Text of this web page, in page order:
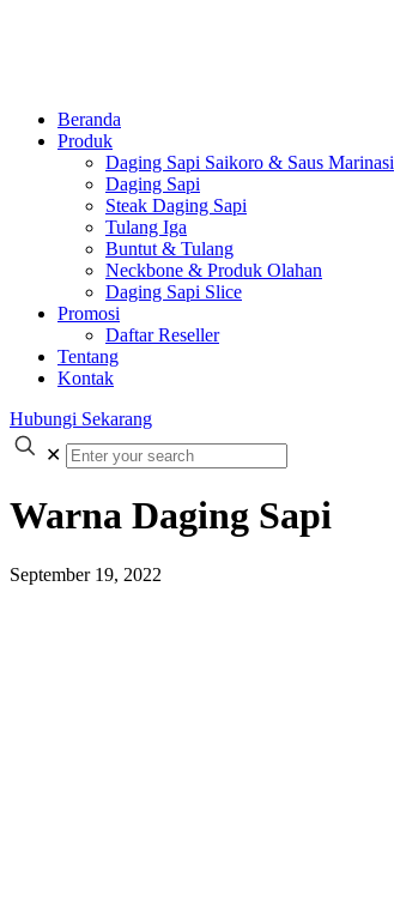
Beranda
Produk
Daging Sapi Saikoro & Saus Marinasi
Daging Sapi
Steak Daging Sapi
Tulang Iga
Buntut & Tulang
Neckbone & Produk Olahan
Daging Sapi Slice
Promosi
Daftar Reseller
Tentang
Kontak
Hubungi Sekarang
✕
Warna Daging Sapi
September 19, 2022